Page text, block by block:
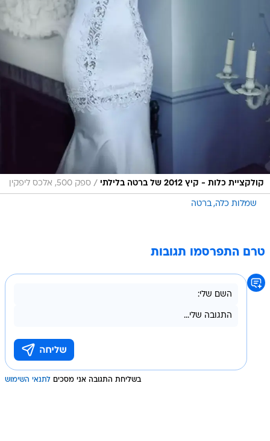
קולקציית כלות - קיץ 2012 של ברטה בלילתי / ספק 500, אלכס ליפקין
שמלות כלה ברטה
טרם התפרסמו תגובות
בשליחת התגובה אני מסכים לתנאי השימוש